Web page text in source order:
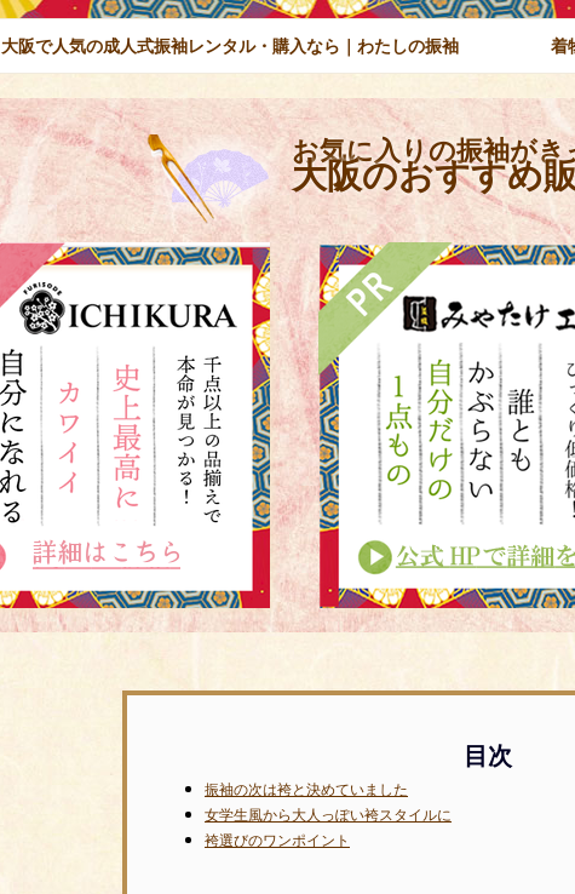
大阪で人気の成人式振袖レンタル・購入なら｜ わたしの振袖 着
お気に入りの振袖が
大阪のおすすめ
振袖の次は袴と決めていました
女学生風から大人っぽい袴スタイルに
袴選びのワンポイント